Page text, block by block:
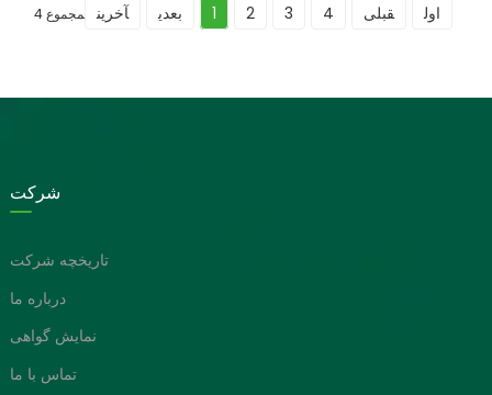
اول قبلی 1 2 3 4 بعدی آخرین مجموع 4
شرکت
تاریخچه شرکت
درباره ما
نمایش گواهی
تماس با ما